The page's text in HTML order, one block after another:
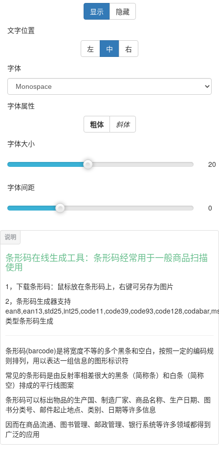
显示
隐藏
文字位置
左
中
右
字体
字体属性
粗体
斜体
字体大小
20
字体间距
0
条形码在线生成工具：条形码经常用于一般商品扫描
使用
1，下载条形码：鼠标放在条形码上，右键可另存为图片
2，条形码生成器支持
类型条形码生成
条形码(barcode)是将宽度不等的多个黑条和空白，按照一定的编码规
则排列，用以表达一组信息的图形标识符
常见的条形码是由反射率相差很大的黑条（简称条）和白条（简称
空）排成的平行线图案
条形码可以标出物品的生产国、制造厂家、商品名称、生产日期、图
书分类号、邮件起止地点、类别、日期等许多信息
因而在商品流通、图书管理、邮政管理、银行系统等许多领域都得到
广泛的应用